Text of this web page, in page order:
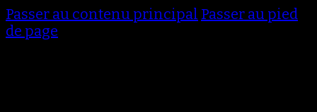
Passer au contenu principal Passer au pied
de page